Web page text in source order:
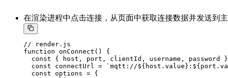
在渲染进程中点击连接，从页面中获取连接数据并发送到主
// render.js
function onConnect() {
const { host, port, clientId, username, password
const connectUrl = `mqtt://
  const options = {